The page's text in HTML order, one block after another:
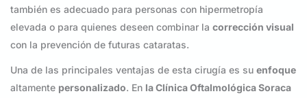
también es adecuado para personas con hipermetropía
elevada o para quienes deseen combinar la corrección visual
con la prevención de futuras cataratas.
Una de las principales ventajas de esta cirugía es su enfoque
altamente personalizado. En la Clínica Oftalmológica Soraca